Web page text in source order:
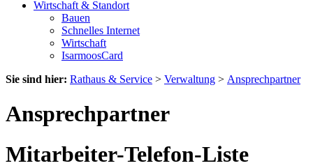
Wirtschaft & Standort
Bauen
Schnelles Internet
Wirtschaft
IsarmoosCard
Sie sind hier: Rathaus & Service > Verwaltung > Ansprechpartner
Ansprechpartner
Mitarbeiter-Telefon-Liste